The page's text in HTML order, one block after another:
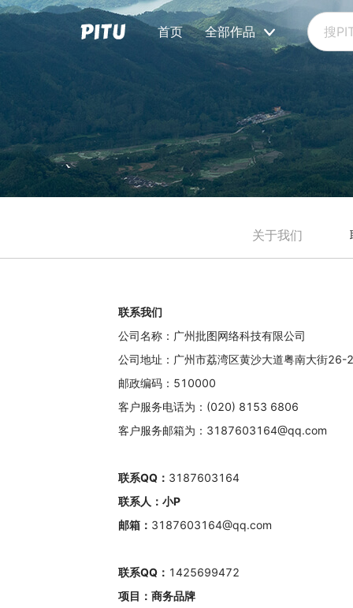
首页 全部作品
关于我们
联系我们
公司名称：广州批图网络科技有限公司
公司地址：广州市荔湾区黄沙大道粤南大街
邮政编码：510000
客户服务电话为：(020) 8153 6806
客户服务邮箱为：3187603164@qq.com
联系QQ： 3187603164
联系人：小P
邮箱： 3187603164@qq.com
联系QQ： 1425699472
项目：商务品牌